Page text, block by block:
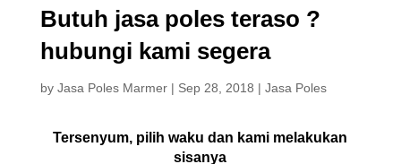
Butuh jasa poles teraso ?
hubungi kami segera
by Jasa Poles Marmer| Sep 28, 2018 | Jasa Poles
Tersenyum, pilih waku dan kami melakukan
sisanya